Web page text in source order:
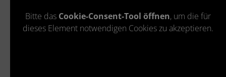
Bitte das Cookie-Consent-Tool öffnen, um die für
dieses Element notwendigen Cookies zu akzeptieren.